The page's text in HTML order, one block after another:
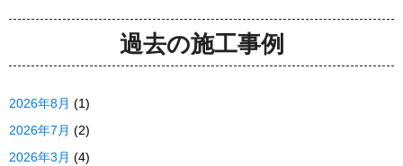
過去の施工事例
2026年8月 (1)
2026年7月 (2)
2026年3月 (4)